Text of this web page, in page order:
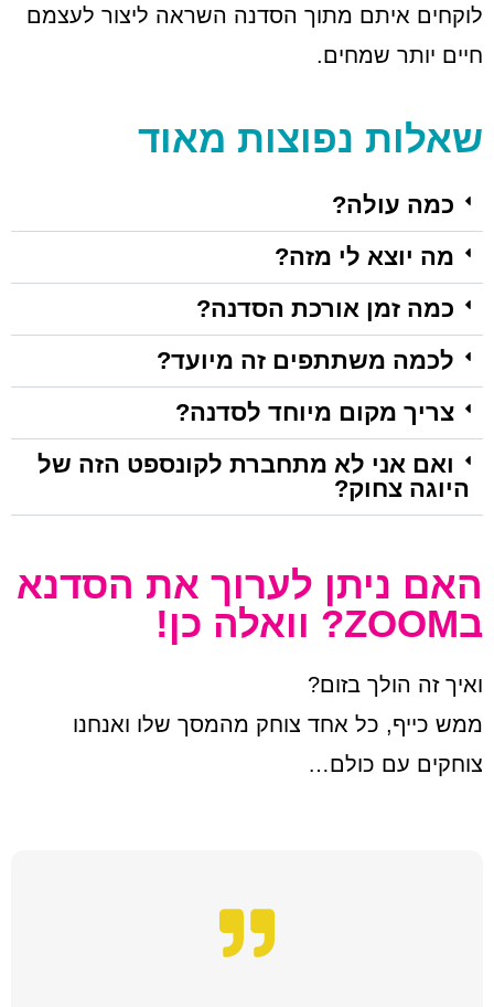
לוקחים איתם מתוך הסדנה השראה ליצור לעצמם
חיים יותר שמחים.
שאלות נפוצות מאוד
כמה עולה?
מה יוצא לי מזה?
כמה זמן אורכת הסדנה?
לכמה משתתפים זה מיועד?
צריך מקום מיוחד לסדנה?
ואם אני לא מתחברת לקונספט הזה של
היוגה צחוק?
האם ניתן לערוך את הסדנא
בZOOM? וואלה כן!
ואיך זה הולך בזום?
ממש כייף, כל אחד צוחק מהמסך שלו ואנחנו
צוחקים עם כולם…